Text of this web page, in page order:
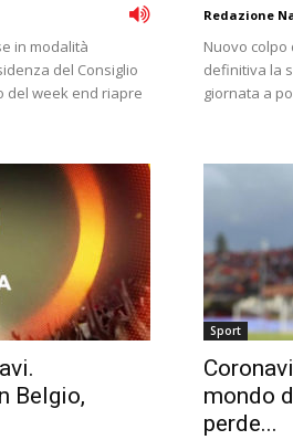
in modalità
del Consiglio
del week end riapre
Redazione
Nuovo colpo
definitiva la
giornata a
Belgio,
Sport
mondo
perde...